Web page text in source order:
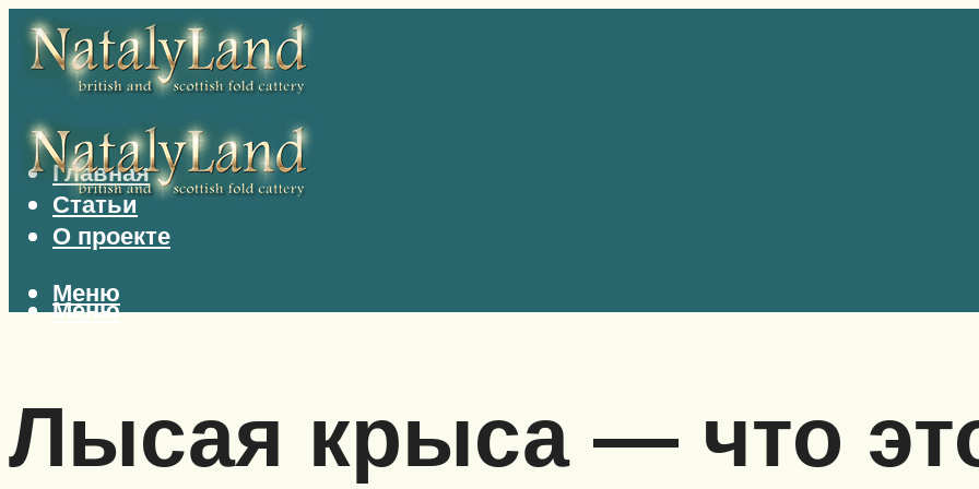
Главная
Статьи
О проекте
Меню
Меню
Лысая крыса — что